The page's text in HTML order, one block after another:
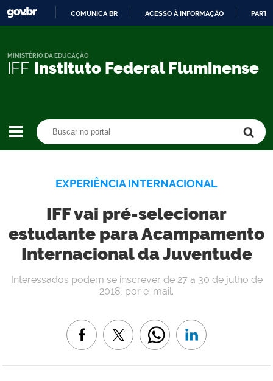
CONTEÚDO
COMUNICA BR ACESSO À INFORMAÇÃO
IFF Instituto Federal Fluminense
MINISTÉRIO DA EDUCAÇÃO
EXPERIÊNCIA INTERNACIONAL
IFF vai pré-selecionar
estudante para Acampamento
Internacional da Juventude
Interessados podem se inscrever de 27 a 30 de julho de
2018, por e-mail.